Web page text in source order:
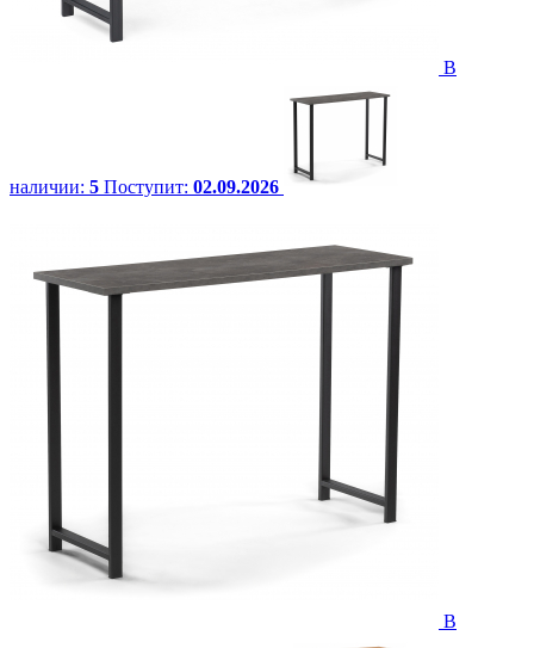
В
наличии: 5 Поступит: 02.09.2026
В